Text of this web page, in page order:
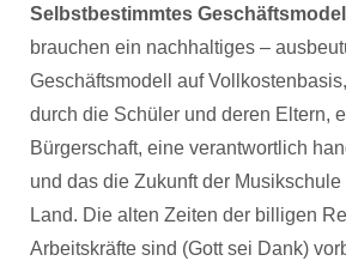
Selbstbestimmtes Geschäftsmodell
brauchen ein nachhaltiges –
Geschäftsmodell auf
durch die Schüler und deren Eltern,
Bürgerschaft, eine verantwortlich
und das die Zukunft der
Land. Die alten Zeiten der billigen
Arbeitskräfte sind (Gott sei Dank)